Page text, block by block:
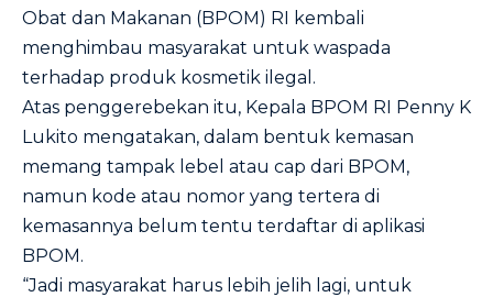
Obat dan Makanan (BPOM) RI kembali
menghimbau masyarakat untuk waspada
terhadap produk kosmetik ilegal.
Atas penggerebekan itu, Kepala BPOM RI Penny K
Lukito mengatakan, dalam bentuk kemasan
memang tampak lebel atau cap dari BPOM,
namun kode atau nomor yang tertera di
kemasannya belum tentu terdaftar di aplikasi
BPOM.
“Jadi masyarakat harus lebih jelih lagi, untuk